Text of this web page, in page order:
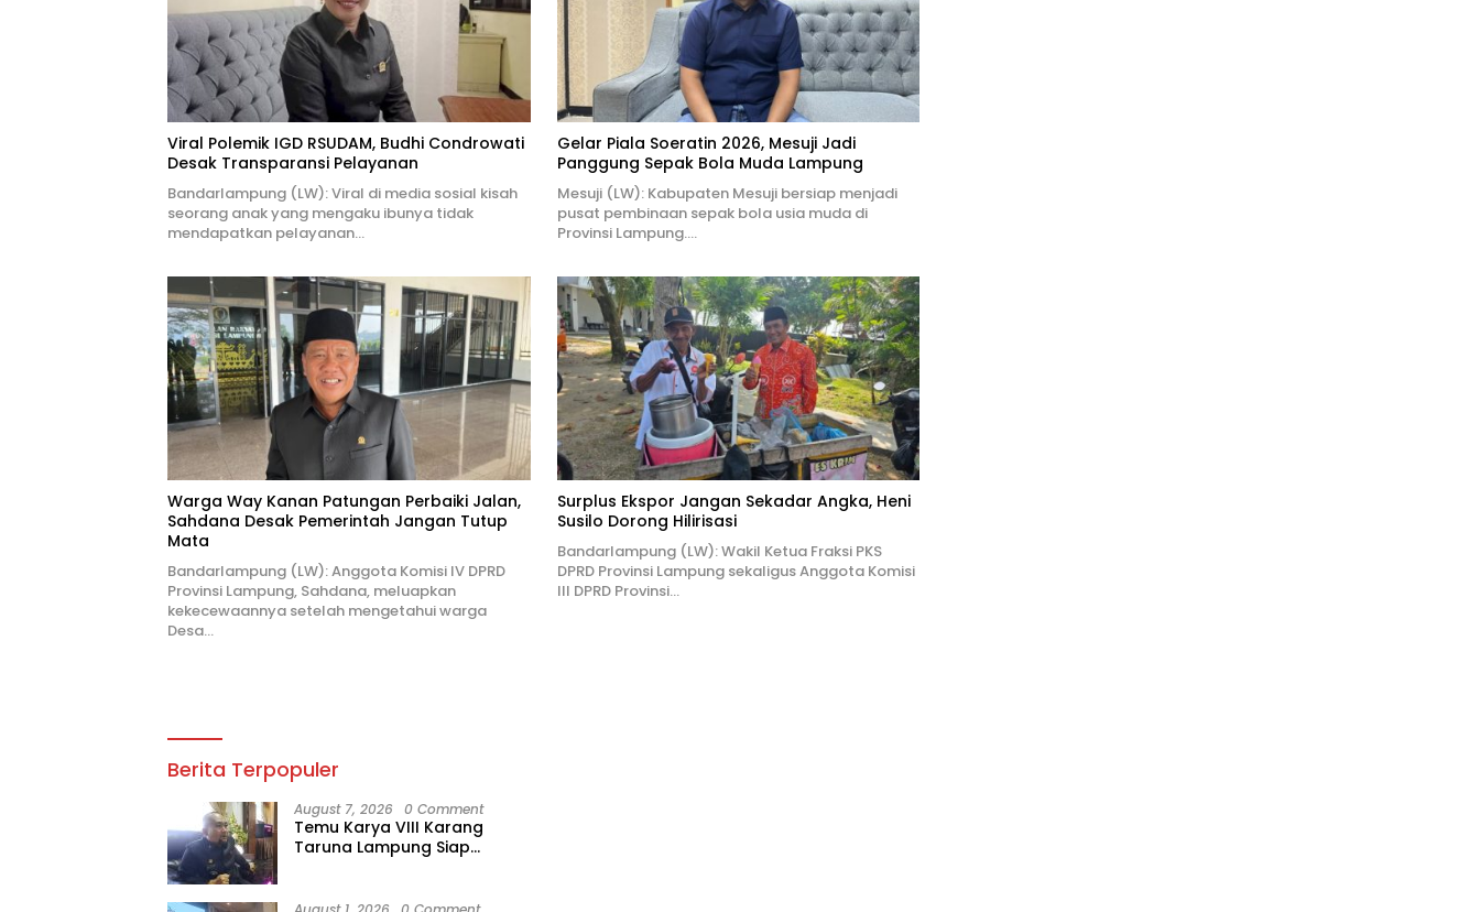
Viral Polemik IGD RSUDAM, Budhi Condrowati
Desak Transparansi Pelayanan
Bandarlampung (LW): Viral di media sosial kisah
seorang anak yang mengaku ibunya tidak
mendapatkan pelayanan…
Gelar Piala Soeratin 2026, Mesuji Jadi
Panggung Sepak Bola Muda Lampung
Mesuji (LW): Kabupaten Mesuji bersiap menjadi
pusat pembinaan sepak bola usia muda di
Provinsi Lampung….
Warga Way Kanan Patungan Perbaiki Jalan,
Sahdana Desak Pemerintah Jangan Tutup
Mata
Bandarlampung (LW): Anggota Komisi IV DPRD
Provinsi Lampung, Sahdana, meluapkan
kekecewaannya setelah mengetahui warga
Desa…
Surplus Ekspor Jangan Sekadar Angka, Heni
Susilo Dorong Hilirisasi
Bandarlampung (LW): Wakil Ketua Fraksi PKS
DPRD Provinsi Lampung sekaligus Anggota Komisi
III DPRD Provinsi…
Berita Terpopuler
August 7, 2026 0 Comment
Temu Karya VIII Karang
Taruna Lampung Siap